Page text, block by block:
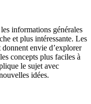
informations générales
et plus intéressante. Les
envie d’explorer
concepts plus faciles à
le sujet avec
idées.